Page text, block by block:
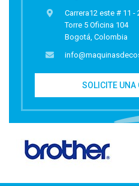
Carrera12 este # 11 -
Torre 5 Oficina 104
Bogotá, Colombia
SOLICITE UNA